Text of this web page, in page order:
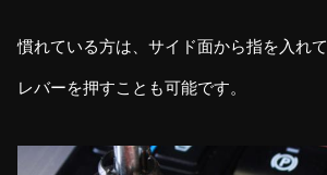
慣れている方は、サイド面から指を入れて
レバーを押すことも可能です。